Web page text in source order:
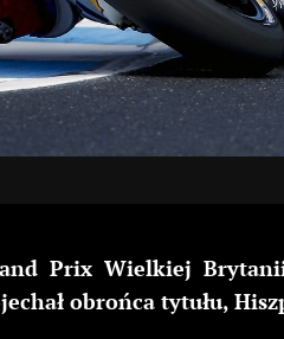
Prix Wielkiej
obrońca tytułu,